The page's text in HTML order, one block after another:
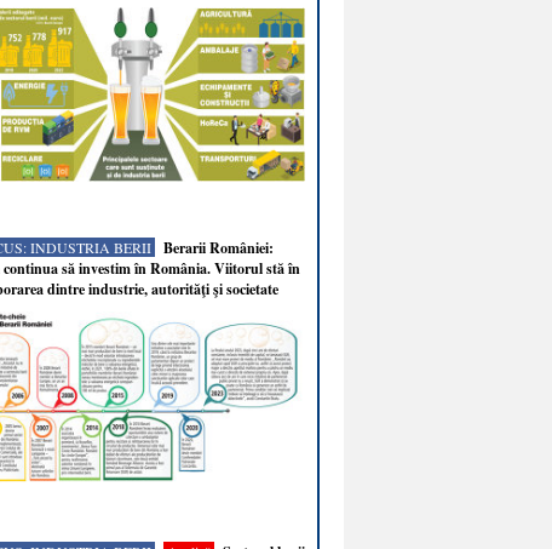
INDUSTRIA BERII
Berarii României:
continua să investim în România. Viitorul stă în
dintre industrie, autorităţi şi societate